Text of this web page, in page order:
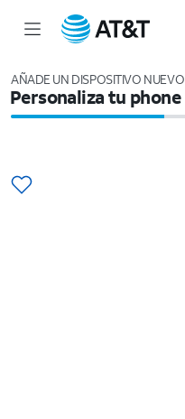
AÑADE UN DISPOSITIVO NUEVO
Personaliza tu phone